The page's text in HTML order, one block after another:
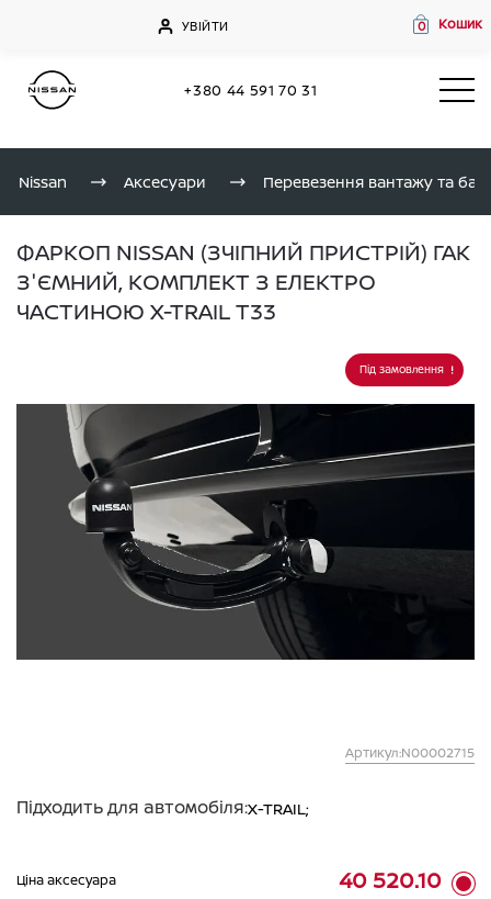
УВІЙТИ 0 Кошик
+380 44 591 70 31
Nissan Аксесуари Перевезення вантажу та
ФАРКОП NISSAN (ЗЧІПНИЙ ПРИСТРІЙ) ГАК
З'ЄМНИЙ, КОМПЛЕКТ З ЕЛЕКТРО
ЧАСТИНОЮ X-TRAIL T33
Під замовлення
Артикул:N00002715
Підходить для автомобіля:X-TRAIL;
Ціна аксесуара 40 520.10